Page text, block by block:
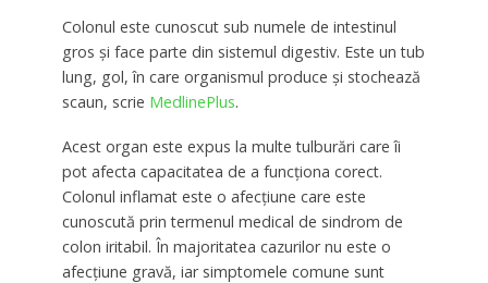
Colonul este cunoscut sub numele de intestinul
gros și face parte din sistemul digestiv. Este un tub
lung, gol, în care organismul produce și stochează
scaun, scrie MedlinePlus.
Acest organ este expus la multe tulburări care îi
pot afecta capacitatea de a funcționa corect.
Colonul inflamat este o afecțiune care este
cunoscută prin termenul medical de sindrom de
colon iritabil. În majoritatea cazurilor nu este o
afecțiune gravă, iar simptomele comune sunt